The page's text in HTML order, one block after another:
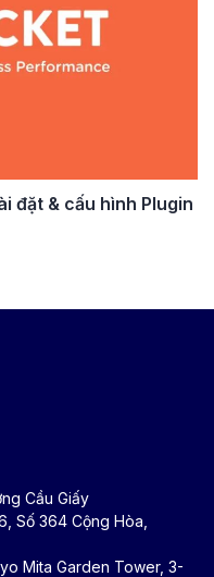
đặt & cấu hình Plugin
Cầu Giấy
Số 364 Cộng Hòa,
Mita Garden Tower, 3-